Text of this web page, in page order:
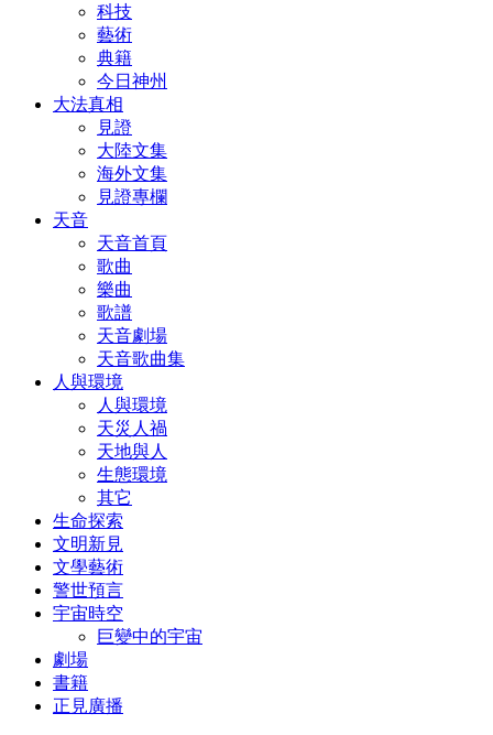
科技
藝術
典籍
今日神州
大法真相
見證
大陸文集
海外文集
見證專欄
天音
天音首頁
歌曲
樂曲
歌譜
天音劇場
天音歌曲集
人與環境
人與環境
天災人禍
天地與人
生態環境
其它
生命探索
文明新見
文學藝術
警世預言
宇宙時空
巨變中的宇宙
劇場
書籍
正見廣播